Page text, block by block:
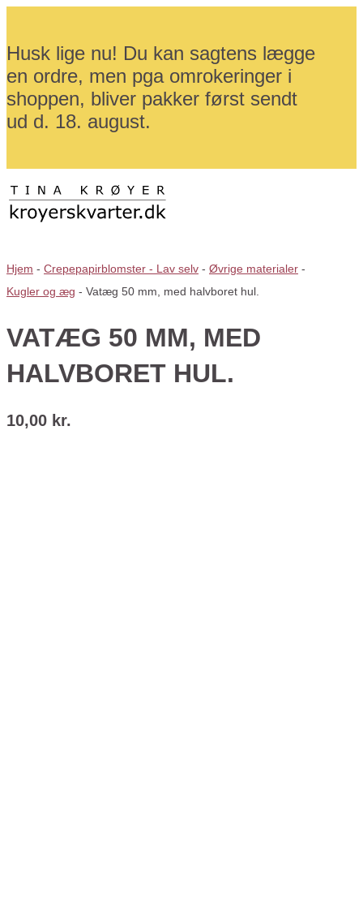
Husk lige nu! Du kan sagtens lægge
en ordre, men pga omrokeringer i
shoppen, bliver pakker først sendt
ud d. 18. august.
Hjem - Crepepapirblomster - Lav selv - Øvrige materialer -
Kugler og æg - Vatæg 50 mm, med halvboret hul.
VATÆG 50 MM, MED
HALVBORET HUL.
10,00 kr.